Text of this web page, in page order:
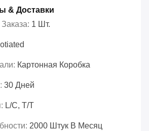
& Доставки
1 Шт.
Картонная Коробка
30 Дней
L/C, T/T
2000 Штук В Месяц